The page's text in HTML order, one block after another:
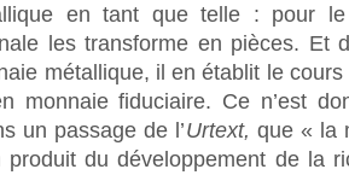
en tant que telle : pour
les transforme en pièces. Et
métallique, il en établit le
monnaie fiduciaire. Ce n’est
un passage de l’Urtext, que « la
produit du développement de la